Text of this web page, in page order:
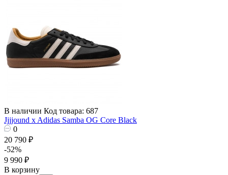
В наличии Код товара: 687
Jjjjound x Adidas Samba OG Core Black
0
20 790 ₽
-52%
9 990 ₽
В корзину